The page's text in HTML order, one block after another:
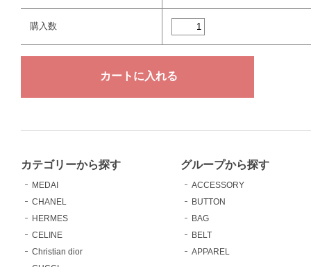
購入数
カテゴリーから探す
MEDAI
CHANEL
HERMES
CELINE
Christian dior
グループから探す
ACCESSORY
BUTTON
BAG
BELT
APPAREL